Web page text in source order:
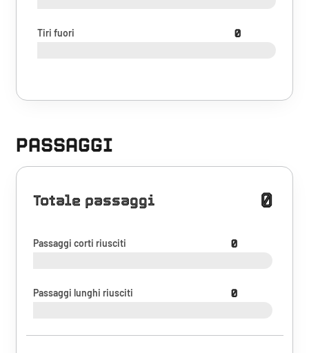
Tiri fuori 0
PASSAGGI
Totale passaggi 0
Passaggi corti riusciti 0
Passaggi lunghi riusciti 0